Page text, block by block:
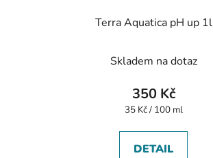
Terra Aquatica pH up 1l
Skladem na dotaz
350 Kč
Měrná
35 Kč / 100 ml
DETAIL